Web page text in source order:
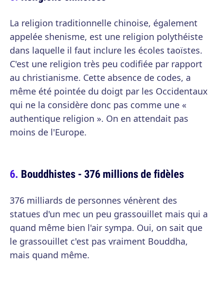
La religion traditionnelle chinoise, également
appelée shenisme, est une religion polythéiste
dans laquelle il faut inclure les écoles taoïstes.
C'est une religion très peu codifiée par rapport
au christianisme. Cette absence de codes, a
même été pointée du doigt par les Occidentaux
qui ne la considère donc pas comme une «
authentique religion ». On en attendait pas
moins de l'Europe.
Bouddhistes - 376 millions de fidèles
376 milliards de personnes vénèrent des
statues d'un mec un peu grassouillet mais qui a
quand même bien l'air sympa. Oui, on sait que
le grassouillet c'est pas vraiment Bouddha,
mais quand même.